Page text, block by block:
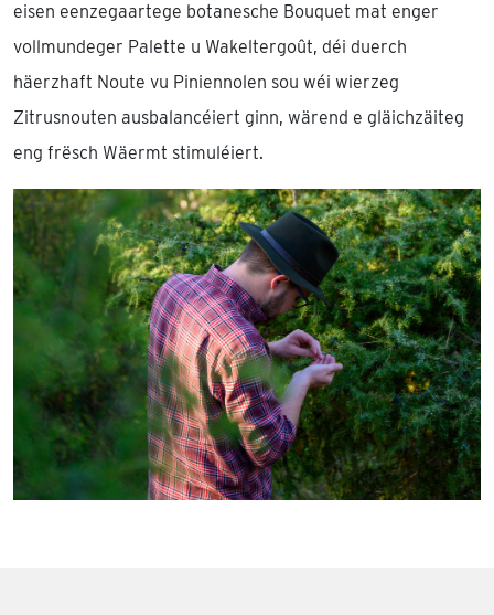
eisen eenzegaartege botanesche Bouquet mat enger
vollmundeger Palette u Wakeltergoût, déi duerch
häerzhaft Noute vu Piniennolen sou wéi wierzeg
Zitrusnouten ausbalancéiert ginn, wärend e gläichzäiteg
eng frësch Wäermt stimuléiert.